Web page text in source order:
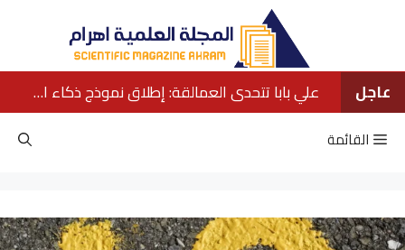
عاجل
علي بابا تتحدى العمالقة: إطلاق نموذج ذكاء اصطناعي ينافس كبار الشركات الأمريكية
القائمة